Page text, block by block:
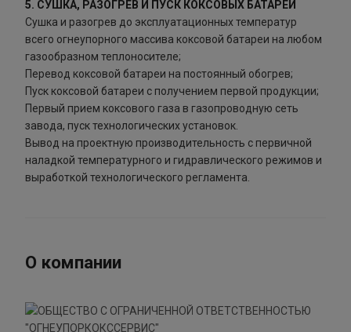
5. СУШКА, РАЗОГРЕВ И ПУСК КОКСОВЫХ БАТАРЕЙ
Сушка и разогрев до эксплуатационных температур
всего огнеупорного массива коксовой батареи на любом
газообразном теплоносителе;
Перевод коксовой батареи на постоянный обогрев;
Пуск коксовой батареи с получением первой продукции;
Первый прием коксового газа в газопроводную сеть
завода, пуск технологических установок.
Вывод на проектную производительность с первичной
наладкой температурного и гидравлического режимов и
выработкой технологического регламента.
О компании